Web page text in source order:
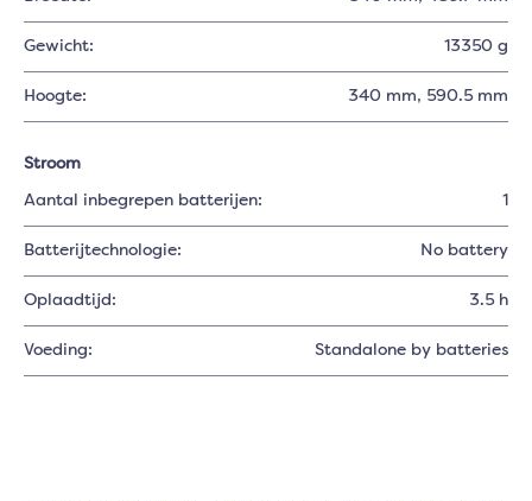
Gewicht: 13350 g
Hoogte: 340 mm, 590.5 mm
Stroom
Aantal inbegrepen batterijen: 1
Batterijtechnologie: No battery
Oplaadtijd: 3.5 h
Voeding: Standalone by batteries